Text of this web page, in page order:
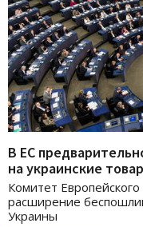
В ЕС
на украинские
Комитет
расширение
Украины